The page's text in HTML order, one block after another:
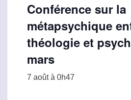
Conférence sur la
métapsychique
théologie et
mars
7 août à 0h47